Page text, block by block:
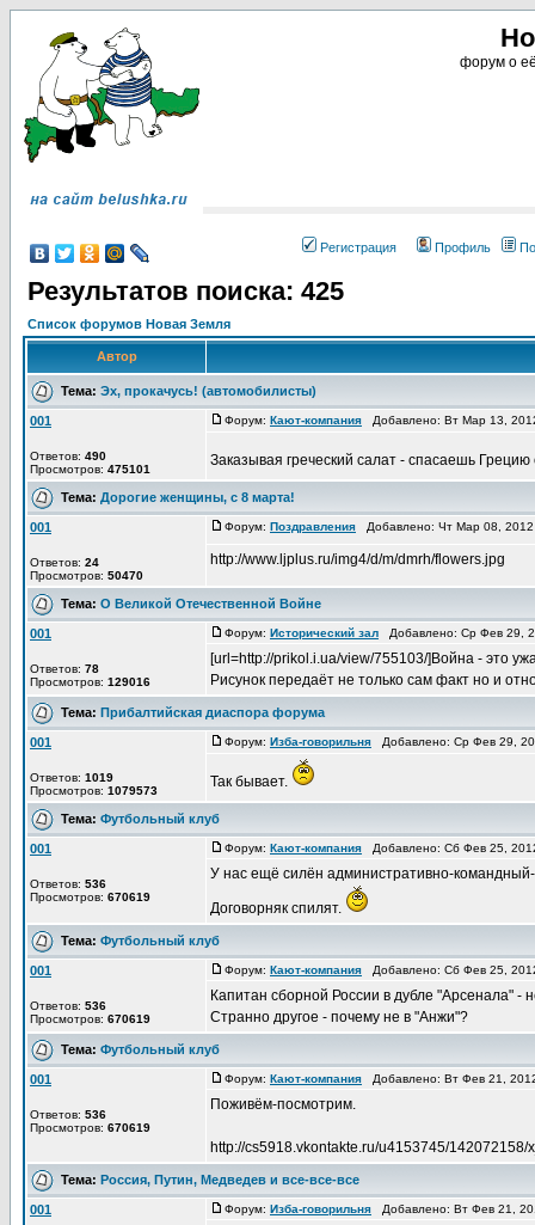
форум о
Регистрация Профиль
Результатов поиска: 425
Список форумов Новая Земля
Автор
Тема: Эх, прокачусь! (автомобилисты)
001
Ответов: 490
Просмотров: 475101
Форум: Кают-компания Добавлено: Вт Мар 13,
Заказывая греческий салат - спасаешь
Тема: Дорогие женщины, с 8 марта!
001
Ответов: 24
Просмотров: 50470
Форум: Поздравления Добавлено: Чт Мар 08,
http://www.ljplus.ru/img4/d/m/dmrh/flowers.jpg
Тема: О Великой Отечественной Войне
001
Ответов: 78
Просмотров: 129016
Форум: Исторический зал Добавлено: Ср Фев 29,
[url=http://prikol.i.ua/view/755103/]Война - это
Рисунок передаёт не только сам факт но и
Тема: Прибалтийская диаспора форума
001
Ответов: 1019
Просмотров: 1079573
Форум: Изба-говорильня Добавлено: Ср Фев 29,
Так бывает.
Тема: Футбольный клуб
001
Ответов: 536
Просмотров: 670619
Форум: Кают-компания Добавлено: Сб Фев 25,
У нас ещё силён административно-командный-
Договорняк спилят.
Тема: Футбольный клуб
001
Ответов: 536
Просмотров: 670619
Форум: Кают-компания Добавлено: Сб Фев 25,
Капитан сборной России в дубле "Арсенала" -
Странно другое - почему не в "Анжи"?
Тема: Футбольный клуб
001
Ответов: 536
Просмотров: 670619
Форум: Кают-компания Добавлено: Вт Фев 21,
Поживём-посмотрим.
http://cs5918.vkontakte.ru/u4153745/142072158/
Тема: Россия, Путин, Медведев и все-все-все
001 Форум: Изба-говорильня Добавлено: Вт Фев 21,